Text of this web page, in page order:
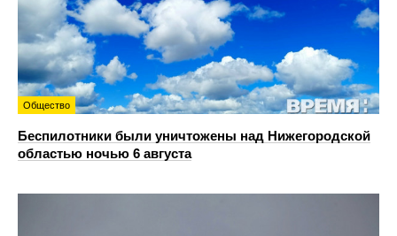
Общество
Беспилотники были уничтожены над Нижегородской
областью ночью 6 августа